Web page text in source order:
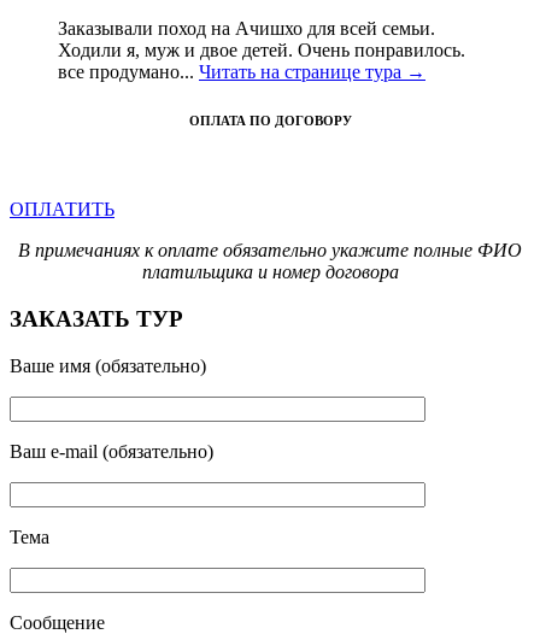
Заказывали поход на Ачишхо для всей семьи.
Ходили я, муж и двое детей. Очень понравилось.
все продумано... Читать на странице тура →
ОПЛАТА ПО ДОГОВОРУ
ОПЛАТИТЬ
В примечаниях к оплате обязательно укажите полные ФИО
платильщика и номер договора
ЗАКАЗАТЬ ТУР
Ваше имя (обязательно)
Ваш e-mail (обязательно)
Тема
Сообщение